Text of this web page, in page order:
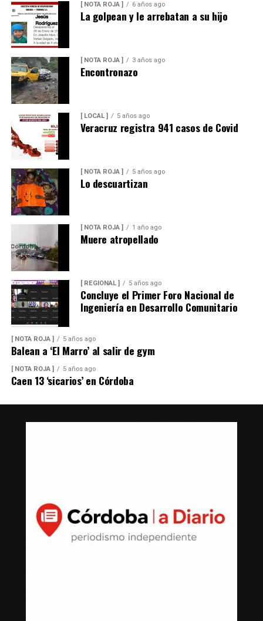
[ NOTA ROJA ] 6 años ago
La golpean y le arrebatan a su hijo
[ NOTA ROJA ] 3 años ago
Encontronazo
[ LOCAL ] 5 años ago
Veracruz registra 941 casos de Covid
[ NOTA ROJA ] 5 años ago
Lo descuartizan
[ NOTA ROJA ] 1 año ago
Muere atropellado
[ REGIONAL ] 5 años ago
Concluye el Primer Foro Nacional de
Ingeniería en Desarrollo Comunitario
[ NOTA ROJA ] 5 años ago
Balean a ‘El Marro’ al salir de gym
[ NOTA ROJA ] 5 años ago
Caen 13 ‘sicarios’ en Córdoba